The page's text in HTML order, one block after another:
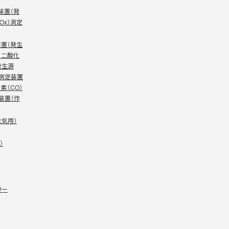
置（発
）測定
（発生
二酸化
生源
定装置
（CO）
置（作
用）
ー